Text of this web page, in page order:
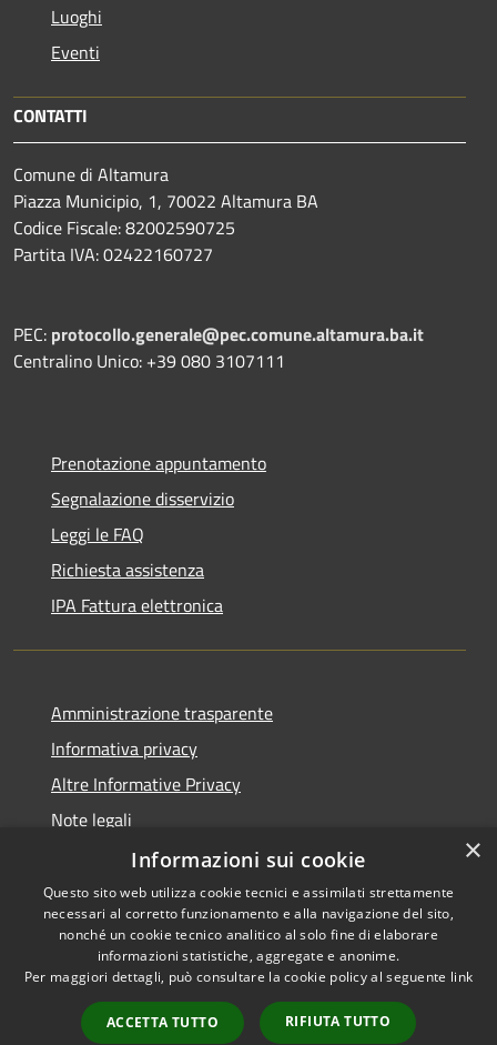
Luoghi
Eventi
CONTATTI
Comune di Altamura
Piazza Municipio, 1, 70022 Altamura BA
Codice Fiscale: 82002590725
Partita IVA: 02422160727
PEC: protocollo.generale@pec.comune.altamura.ba.it
Centralino Unico: +39 080 3107111
Prenotazione appuntamento
Segnalazione disservizio
Leggi le FAQ
Richiesta assistenza
IPA Fattura elettronica
Amministrazione trasparente
Informativa privacy
Altre Informative Privacy
Note legali
Dichiarazione di accessibilità
RSS
Accessibilità
Copyright © 2026 • Comune di
Municipium•
Accesso
×
Informazioni sui cookie
Questo sito web utilizza cookie tecnici e assimilati strettamente
necessari al corretto funzionamento e alla navigazione del sito,
nonché un cookie tecnico analitico al solo fine di elaborare
informazioni statistiche, aggregate e anonime.
Per maggiori dettagli, può consultare la cookie policy al seguente link
ACCETTA TUTTO RIFIUTA TUTTO